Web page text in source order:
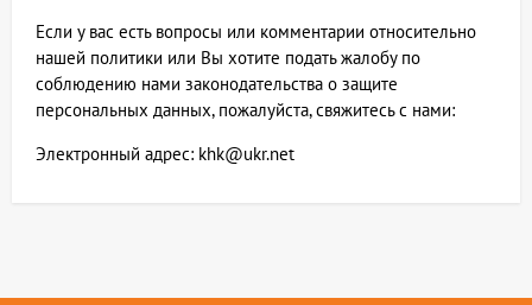
Если у вас есть вопросы или комментарии относительно
нашей политики или Вы хотите подать жалобу по
соблюдению нами законодательства о защите
персональных данных, пожалуйста, свяжитесь с нами:
Электронный адрес: khk@ukr.net